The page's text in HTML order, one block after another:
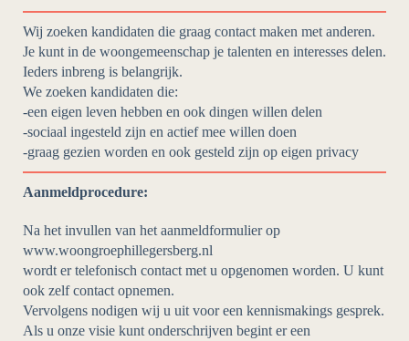
Wij zoeken kandidaten die graag contact maken met anderen.
Je kunt in de woongemeenschap je talenten en interesses delen.
Ieders inbreng is belangrijk.
We zoeken kandidaten die:
-een eigen leven hebben en ook dingen willen delen
-sociaal ingesteld zijn en actief mee willen doen
-graag gezien worden en ook gesteld zijn op eigen privacy
Aanmeldprocedure:
Na het invullen van het aanmeldformulier op
www.woongroephillegersberg.nl
wordt er telefonisch contact met u opgenomen worden. U kunt
ook zelf contact opnemen.
Vervolgens nodigen wij u uit voor een kennismakings gesprek.
Als u onze visie kunt onderschrijven begint er een